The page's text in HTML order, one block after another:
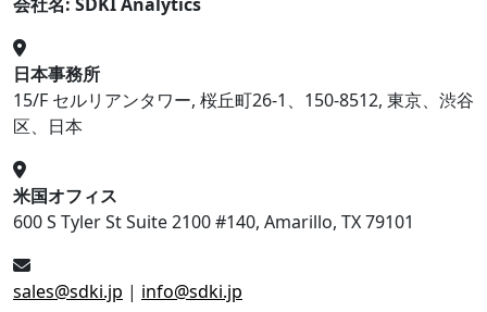
日本事務所
15/F セルリアンタワー, 桜丘町26-1、150-8512, 東京、渋谷
区、日本
米国オフィス
600 S Tyler St Suite 2100 #140, Amarillo, TX 79101
sales@sdki.jp | info@sdki.jp